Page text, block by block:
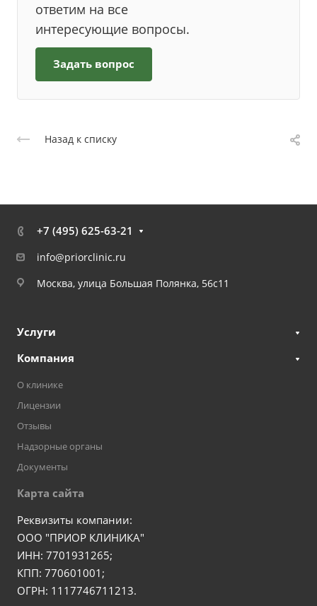
ответим на все
интересующие вопросы.
Задать вопрос
Назад к списку
+7 (495) 625-63-21
info@priorclinic.ru
Москва, улица Большая Полянка, 56с11
Услуги
Компания
О клинике
Лицензии
Отзывы
Надзорные органы
Документы
Карта сайта
Реквизиты компании:
ООО "ПРИОР КЛИНИКА"
ИНН: 7701931265;
КПП: 770601001;
ОГРН: 1117746711213.